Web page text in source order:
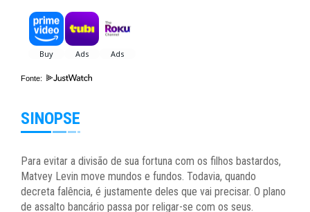
Fonte:
SINOPSE
Para evitar a divisão de sua fortuna com os filhos bastardos,
Matvey Levin move mundos e fundos. Todavia, quando
decreta falência, é justamente deles que vai precisar. O plano
de assalto bancário passa por religar-se com os seus.